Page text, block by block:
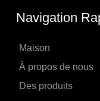
Navigation
Maison
À propos de nous
Des produits